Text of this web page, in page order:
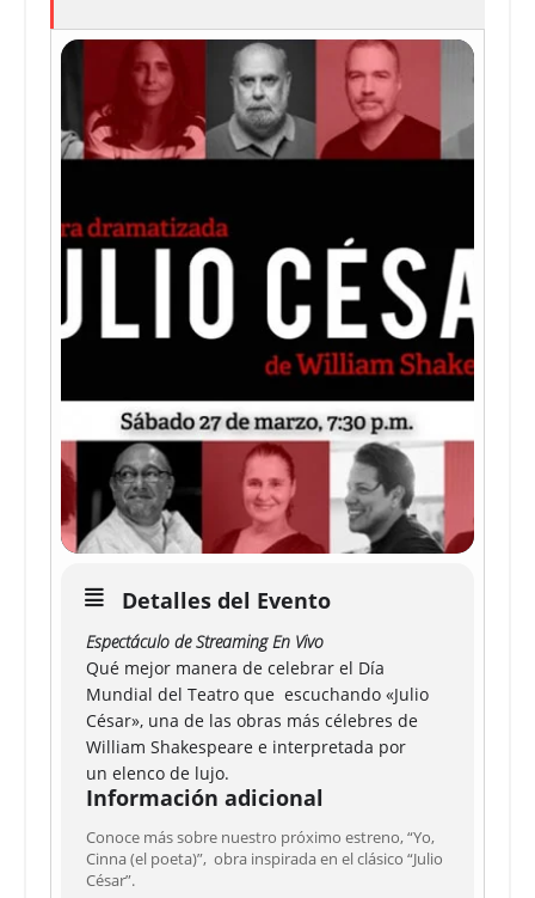
Detalles del Evento
Espectáculo de Streaming En Vivo
Qué mejor manera de celebrar el Día
Mundial del Teatro que escuchando «Julio
César», una de las obras más célebres de
William Shakespeare e interpretada por
un elenco de lujo.
Información adicional
Conoce más sobre nuestro próximo estreno, “Yo,
Cinna (el poeta)”, obra inspirada en el clásico “Julio
César”.